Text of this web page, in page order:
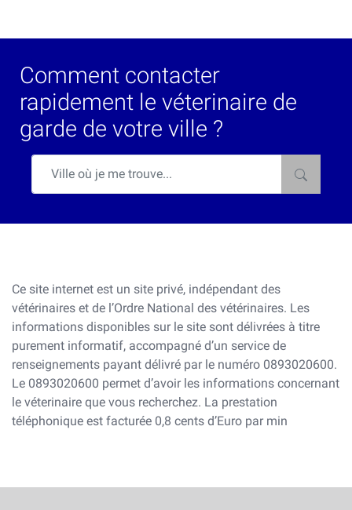
Comment contacter
rapidement le véterinaire de
garde de votre ville ?
Ce site internet est un site privé, indépendant des
vétérinaires et de l’Ordre National des vétérinaires. Les
informations disponibles sur le site sont délivrées à titre
purement informatif, accompagné d’un service de
renseignements payant délivré par le numéro 0893020600.
Le 0893020600 permet d’avoir les informations concernant
le véterinaire que vous recherchez. La prestation
téléphonique est facturée 0,8 cents d’Euro par min